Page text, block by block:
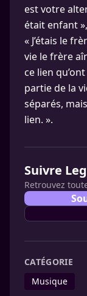
est votre
était enfant
« J’étais le
vie le frère
ce lien
partie de la
séparés,
lien. ».
Suivre
Retrouvez
CATÉGORIE
Musique